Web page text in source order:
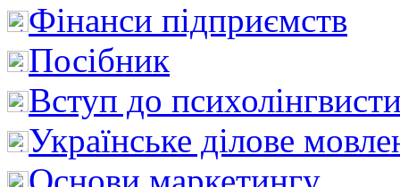
Фінанси підприємств
Посібник
Вступ до
Українське ділове